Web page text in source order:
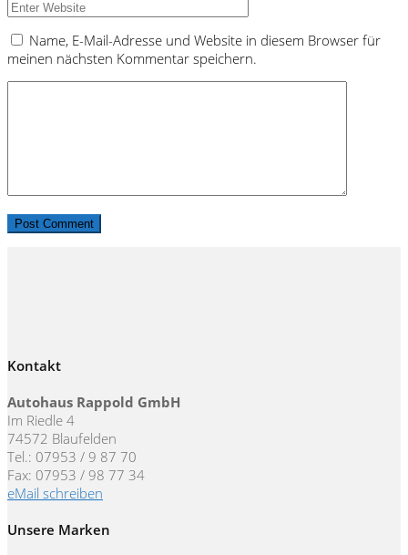
Name, E-Mail-Adresse und Website in diesem Browser für
meinen nächsten Kommentar speichern.
Kontakt
Autohaus Rappold GmbH
Im Riedle 4
74572 Blaufelden
Tel.: 07953 / 9 87 70
Fax: 07953 / 98 77 34
eMail schreiben
Unsere Marken